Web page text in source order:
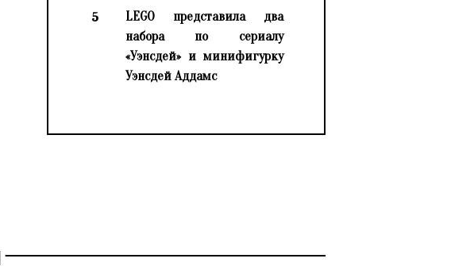
5
LEGO представила два
набора по сериалу
«Уэнсдей» и минифигурку
Уэнсдей Аддамс